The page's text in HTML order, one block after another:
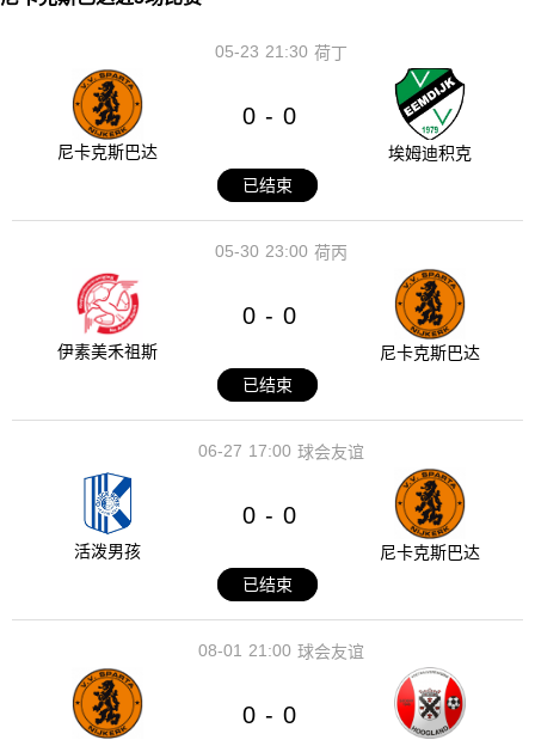
21:30
05-23 荷丁
尼卡克斯巴达
0 - 0
埃姆迪积克
已结束
23:00
05-30 荷丙
伊素美禾祖斯
0 - 0
尼卡克斯巴达
已结束
17:00
06-27 球会友谊
活泼男孩
0 - 0
尼卡克斯巴达
已结束
21:00
08-01 球会友谊
0 - 0